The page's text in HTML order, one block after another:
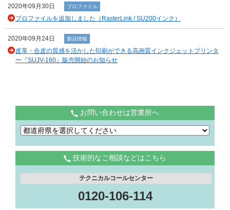
2020年09月30日 プロファイル
プロファイルを追加しました（RasterLink / SU200インク）
2020年09月24日 製品情報
皮革・合皮の質感を活かした印刷ができる高画質インクジェットプリンタ
ー『SUJV-160』販売開始のお知らせ
お問い合わせは営業所へ
技術的なご相談などはこちら
テクニカルコールセンター
0120-106-114